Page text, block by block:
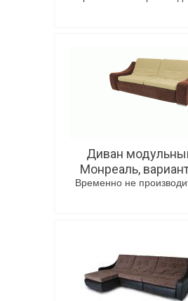
Диван
Монреаль,
Временно не